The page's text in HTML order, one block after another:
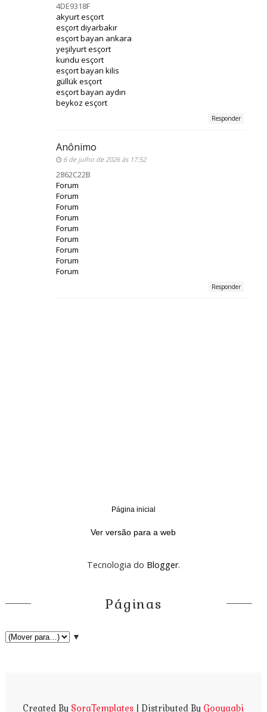
4DE9318F
akyurt esçort
esçort diyarbakır
esçort bayan ankara
yeşilyurt esçort
kundu esçort
esçort bayan kilis
güllük esçort
esçort bayan aydın
beykoz esçort
Responder
Anônimo
6 de julho de 2026 às 17:52
2862C22B
Forum
Forum
Forum
Forum
Forum
Forum
Forum
Forum
Forum
Responder
Página inicial
Ver versão para a web
Tecnologia do Blogger.
Páginas
▼
Created By SoraTemplates | Distributed By Gooyaabi